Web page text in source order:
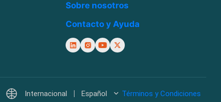
Sobre nosotros
Contacto y Ayuda
Internacional Español
Términos y Condiciones